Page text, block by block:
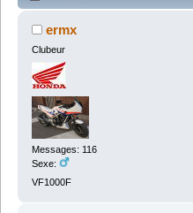
ermx
Clubeur
Messages: 116
Sexe:
VF1000F